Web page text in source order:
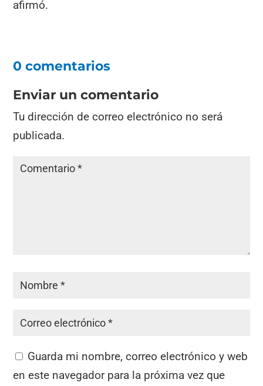
afirmó.
0 comentarios
Enviar un comentario
Tu dirección de correo electrónico no será
publicada.
Guarda mi nombre, correo electrónico y web
en este navegador para la próxima vez que